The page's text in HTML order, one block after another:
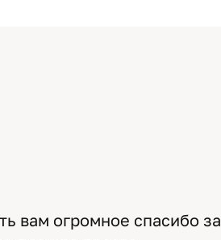
вам огромное спасибо за